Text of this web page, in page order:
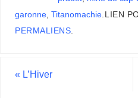
garonne ,Titanomachie LIEN
PERMALIENS
« L’Hiver